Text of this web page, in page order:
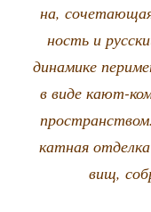
на,
ность и
дина­ми­ке
в виде кают-
кат­ная
вищ,